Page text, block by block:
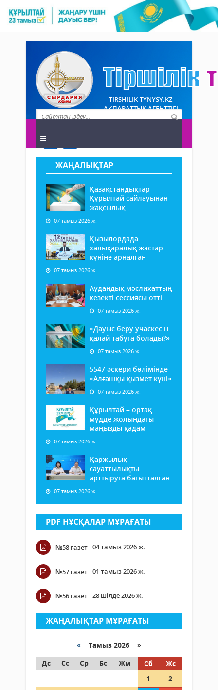
TIRSHILIK-TYNYSY.KZ
АҚПАРАТТЫҚ АГЕНТТІГІ
ЖАҢАЛЫҚТАР
Қазақстандықтар
Құрылтай сайлауынан
жақсылық
07 тамыз 2026 ж.
Қызылордада
халықаралық жастар
күніне арналған
07 тамыз 2026 ж.
Аудандық мәслихаттың
кезекті сессиясы өтті
07 тамыз 2026 ж.
«Дауыс беру учаскесін
қалай табуға болады?»
07 тамыз 2026 ж.
5547 әскери бөлімінде
«Алғашқы қызмет күні»
07 тамыз 2026 ж.
Құрылтай – ортақ
мүдде жолындағы
маңызды қадам
07 тамыз 2026 ж.
Қаржылық
сауаттылықты
арттыруға бағытталған
07 тамыз 2026 ж.
PDF НҰСҚАЛАР МҰРАҒАТЫ
№58 газет 04 тамыз 2026 ж.
№57 газет 01 тамыз 2026 ж.
№56 газет 28 шілде 2026 ж.
ЖАҢАЛЫҚТАР МҰРАҒАТЫ
« Тамыз 2026 »
Дс
Сс Ср Бс Жм Сб
Жс
1
2